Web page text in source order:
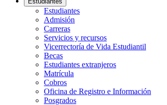
Estudiantes
Admisión
Carreras
Servicios y recursos
Vicerrectoría de Vida Estudiantil
Becas
Estudiantes extranjeros
Matrícula
Cobros
Oficina de Registro e Información
Posgrados